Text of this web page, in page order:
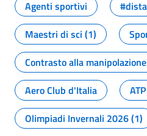
Agenti sportivi
Maestri di sci (1)
Contrasto alla
Aero Club d'Italia
Olimpiadi Invernali 2026 (1)